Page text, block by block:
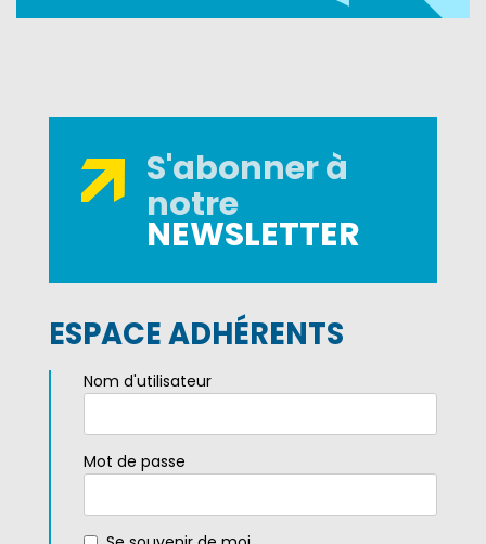
S'abonner à
notre
NEWSLETTER
ESPACE ADHÉRENTS
Nom d'utilisateur
Mot de passe